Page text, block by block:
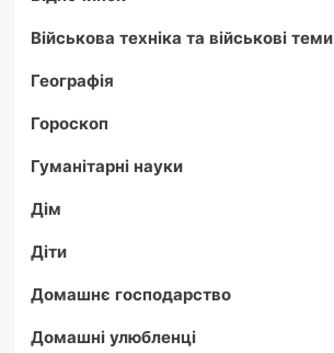
Військова техніка та військові теми
Географія
Гороскоп
Гуманітарні науки
Дім
Діти
Домашнє господарство
Домашні улюбленці